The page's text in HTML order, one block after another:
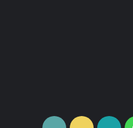
واتس
آپارات ایتا